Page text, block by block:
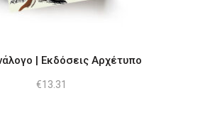
| Εκδόσεις Αρχέτυπο
€13.31